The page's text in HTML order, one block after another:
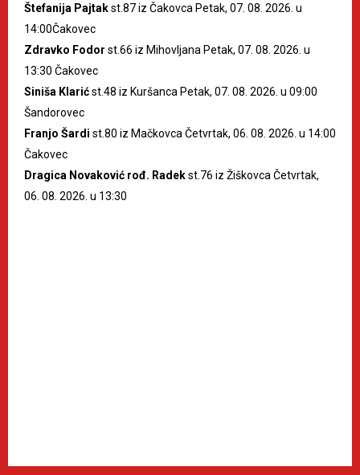
Štefanija Pajtakst.87 iz Čakovca Petak, 07. 08. 2026. u
14:00Čakovec
Zdravko Fodor st.66 iz Mihovljana Petak, 07. 08. 2026. u
13:30 Čakovec
Siniša Klarićst.48 iz Kuršanca Petak, 07. 08. 2026. u 09:00
Šandorovec
Franjo Šardi st.80 iz Mačkovca Četvrtak, 06. 08. 2026. u 14:00
Čakovec
Dragica Novaković rođ. Radekst.76 iz Žiškovca Četvrtak,
06. 08. 2026. u 13:30